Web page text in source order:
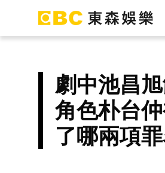
劇中池昌
角色朴台
了哪兩項